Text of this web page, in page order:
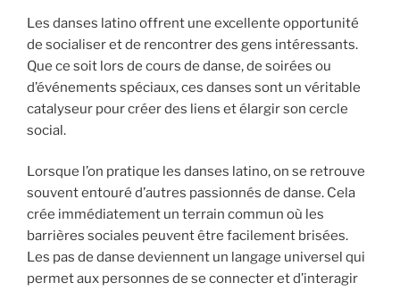
Les danses latino offrent une excellente opportunité
de socialiser et de rencontrer des gens intéressants.
Que ce soit lors de cours de danse, de soirées ou
d’événements spéciaux, ces danses sont un véritable
catalyseur pour créer des liens et élargir son cercle
social.
Lorsque l’on pratique les danses latino, on se retrouve
souvent entouré d’autres passionnés de danse. Cela
crée immédiatement un terrain commun où les
barrières sociales peuvent être facilement brisées.
Les pas de danse deviennent un langage universel qui
permet aux personnes de se connecter et d’interagir